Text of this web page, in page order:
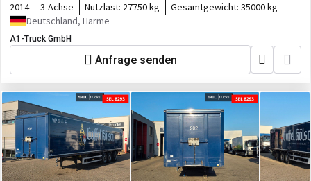
2014 3-Achse Nutzlast: 27750 kg Gesamtgewicht: 35000 kg
Deutschland, Harme
A1-Truck GmbH
Anfrage senden